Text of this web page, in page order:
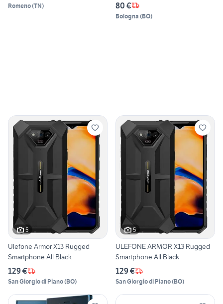
Romeno(TN) 80 €
Bologna (BO)
5
Ulefone Armor X13 Rugged
Smartphone All Black
129 €
San Giorgio di Piano(BO)
5
ULEFONE ARMOR X13 Rugged
Smartphone All Black
129 €
San Giorgio di Piano(BO)